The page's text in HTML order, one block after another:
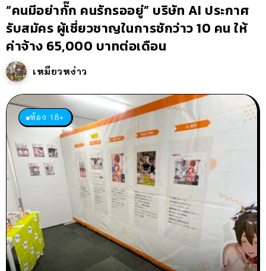
“คนมีอย่ากั๊ก คนรักรออยู่” บริษัท AI ประกาศ
รับสมัคร ผู้เชี่ยวชาญในการชักว่าว 10 คน ให้
ค่าจ้าง 65,000 บาทต่อเดือน
เหมียวหง่าว
ห้อง 18+